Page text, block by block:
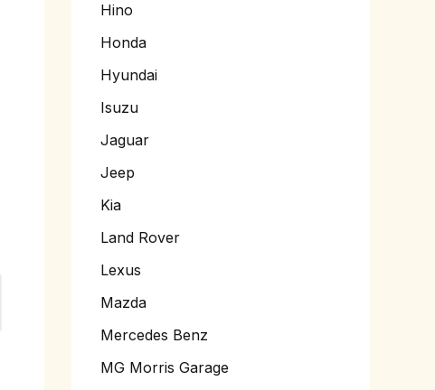
Hino
Honda
Hyundai
Isuzu
Jaguar
Jeep
Kia
Land Rover
Lexus
Mazda
Mercedes Benz
MG Morris Garage